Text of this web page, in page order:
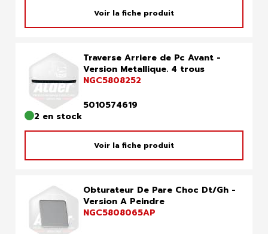
Voir la fiche produit
Traverse Arriere de Pc Avant -
Version Metallique. 4 trous
NGC5808252
5010574619
2 en stock
Voir la fiche produit
Obturateur De Pare Choc Dt/Gh -
Version A Peindre
NGC5808065AP